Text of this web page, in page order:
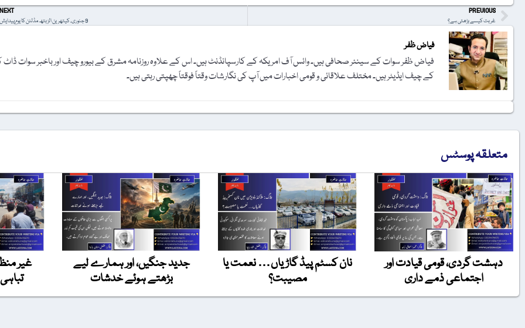
PREVIOUS
غربت کیسے بڑھتی ہے؟
NEXT
9 جنوری، کیتھرین الزبتھ مڈلٹن کا یومِ پیدایش
فیاض ظفر
فیاض ظفر سوات کے سینئر صحافی ہیں۔ وائس آف امریکہ کے کارسپانڈنٹ ہیں۔ اس کے علاوہ روزنامہ مشرق کے بیورو چیف اور باخبر سوات ڈاٹ
کے چیف ایڈیٹر ہیں۔ مختلف علاقائی و قومی اخبارات میں آپ کی نگارشات وقتاً فوقتاً چھپتی رہتی ہیں۔
متعلقہ پوسٹس
دہشت گردی، قومی قیادت اور
اجتماعی ذمے داری
نان کسٹم پیڈ گاڑیاں… نعمت یا
مصیبت؟
جدید جنگیں، اور ہمارے لیے
بڑھتے ہوئے خدشات
غیر